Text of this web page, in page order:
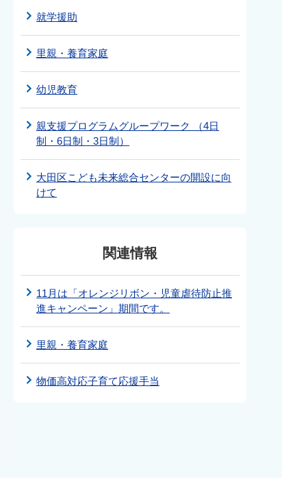
就学援助
里親・養育家庭
幼児教育
親支援プログラムグループワーク （4日
制・6日制・3日制）
大田区こども未来総合センターの開設に向
けて
関連情報
11月は「オレンジリボン・児童虐待防止推
進キャンペーン」期間です。
里親・養育家庭
物価高対応子育て応援手当